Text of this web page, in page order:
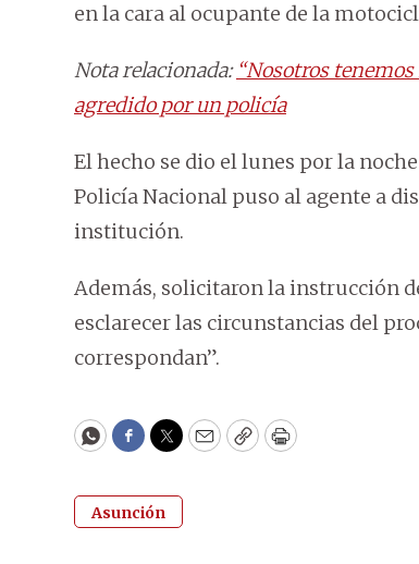
en la cara al ocupante de la
Nota relacionada: “Nosotros
agredido por un policía
El hecho se dio el lunes por la
Policía Nacional puso al agente a
institución.
Además, solicitaron la instrucción
esclarecer las circunstancias del
correspondan”.
WhatsApp
Facebook
Twitter
EmailCopyPrint
Asunción